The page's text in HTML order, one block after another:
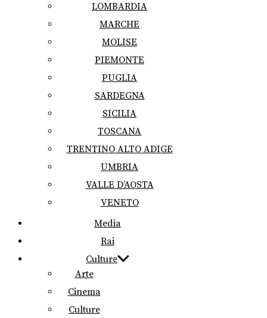
LOMBARDIA
MARCHE
MOLISE
PIEMONTE
PUGLIA
SARDEGNA
SICILIA
TOSCANA
TRENTINO ALTO ADIGE
UMBRIA
VALLE D’AOSTA
VENETO
Media
Rai
Culture
Arte
Cinema
Culture